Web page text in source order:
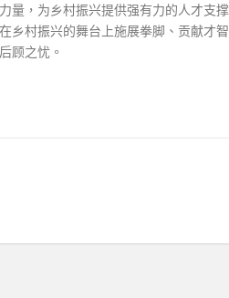
量，为乡村振兴提供强有力的人才支
乡村振兴的舞台上施展拳脚、贡献才
顾之忧。